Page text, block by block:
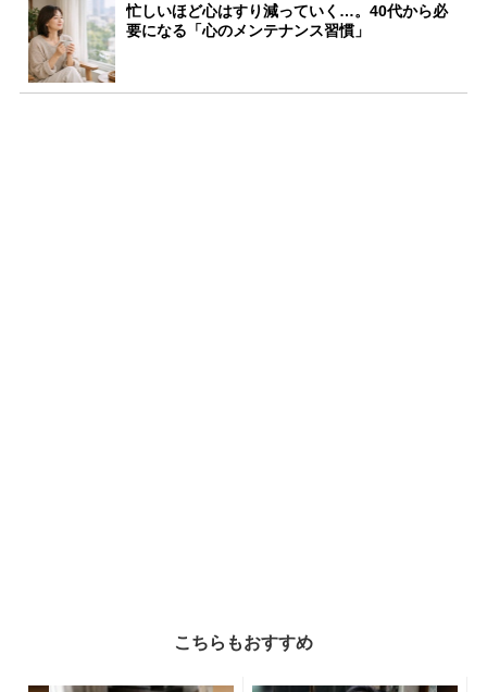
忙しいほど心はすり減っていく…。40代から必
要になる「心のメンテナンス習慣」
こちらもおすすめ